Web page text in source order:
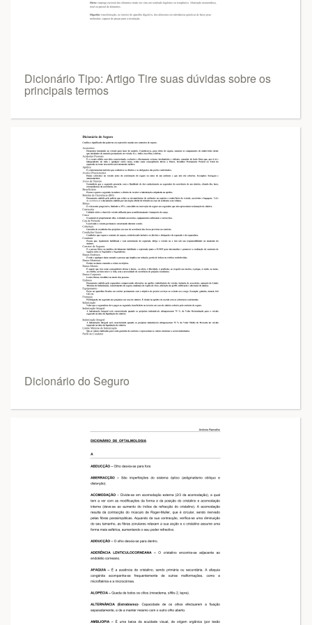
Dicionário Tipo: Artigo Tire suas dúvidas sobre os
principais termos
Dicionário do Seguro